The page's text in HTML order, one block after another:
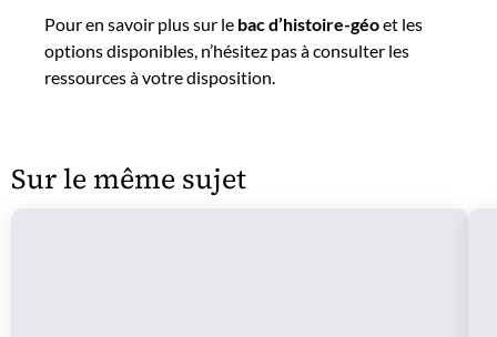
Pour en savoir plus sur le bac d’histoire-géoet les
options disponibles, n’hésitez pas à consulter les
ressources à votre disposition.
Sur le même sujet